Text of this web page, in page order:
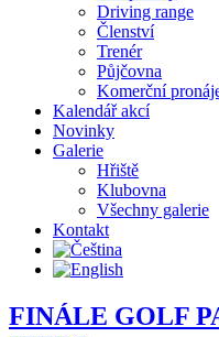
Driving range
Členství
Trenér
Půjčovna
Komerční
Kalendář akcí
Novinky
Galerie
Hřiště
Klubovna
Všechny galerie
Kontakt
FINÁLE GOLF